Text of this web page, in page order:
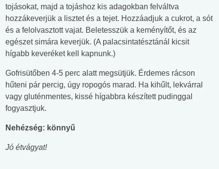
tojásokat, majd a tojáshoz kis adagokban felváltva
hozzákeverjük a lisztet és a tejet. Hozzáadjuk a cukrot, a sót
és a felolvasztott vajat. Beletesszük a keményítőt, és az
egészet simára keverjük. (A palacsintatésztánál kicsit
hígabb keveréket kell kapnunk.)
Gofrisütőben 4-5 perc alatt megsütjük. Érdemes rácson
hűteni pár percig, úgy ropogós marad. Ha kihűlt, lekvárral
vagy gluténmentes, kissé hígabbra készített pudinggal
fogyasztjuk.
Nehézség: könnyű
Jó étvágyat!